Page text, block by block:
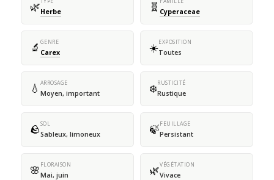
🌿Herbe 🧬 Cyperaceae
🔬 GENRE
Carex ☀️EXPOSITION
Toutes
💧 ARROSAGE
Moyen, important ❄️RUSTICITÉ
Rustique
🪨SOL
Sableux, limoneux 🍃FEUILLAGE
Persistant
🌸 FLORAISON
Mai, juin 🌿VÉGÉTATION
Vivace